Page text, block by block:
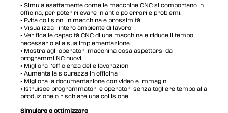
• Simula esattamente come le macchine CNC si comportano in
officina, per poter rilevare in anticipo errori e problemi.
• Evita collisioni in macchina e prossimità
• Visualizza l’intero ambiente di lavoro
• Verifica le capacità CNC di una macchina e riduce il tempo
necessario alla sua implementazione
• Mostra agli operatori macchina cosa aspettarsi da
programmi NC nuovi
• Migliora l’efficienza delle lavorazioni
• Aumenta la sicurezza in officina
• Migliora la documentazione con video e immagini
• Istruisce programmatori e operatori senza togliere tempo alla
produzione o rischiare una collisione
Simulare e ottimizzare